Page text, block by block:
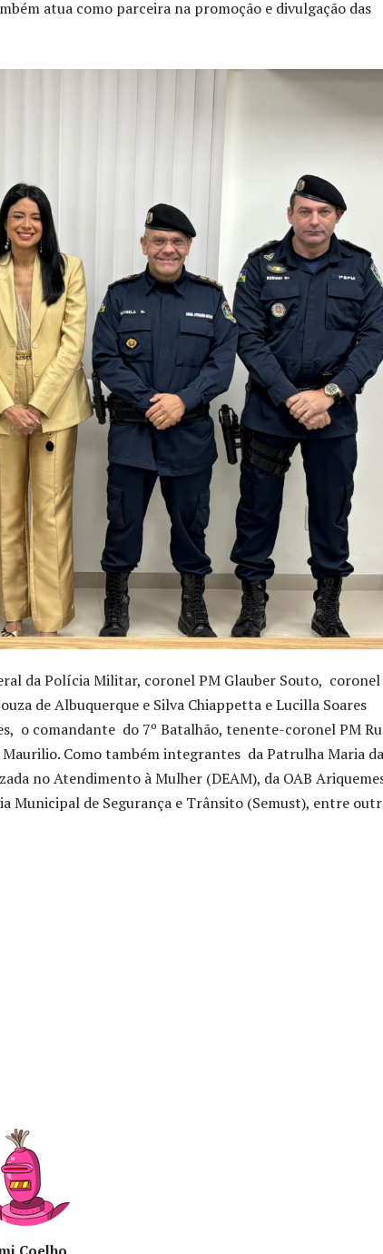
atua como parceira na promoção e divulgação das
da Polícia Militar, coronel PM Glauber Souto, coronel
de Albuquerque e Silva Chiappetta e Lucilla Soares
o comandante do 7º Batalhão, tenente-coronel PM
Como também integrantes da Patrulha Maria da
no Atendimento à Mulher (DEAM), da OAB
Municipal de Segurança e Trânsito (Semust), entre